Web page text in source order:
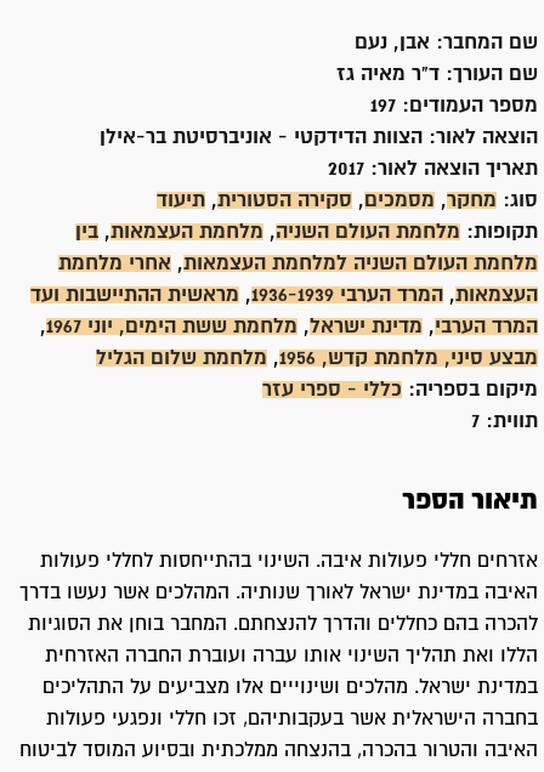
שם המחבר: אבן, נעם
שם העורך: ד"ר מאיה גז
מספר העמודים: 197
הוצאה לאור:
הצוות הדידקטי - אוניברסיטת בר-אילן
תאריך הוצאה לאור:
סוג: מחקר, מסמכים , סקירה הסטורית, תיעוד
תקופות: מלחמת העולם השניה, מלחמת העצמאות, בין
מלחמת העולם השניה למלחמת העצמאות, אחרי מלחמת
העצמאות, המרד הערבי 1936-1939 , מראשית ההתיישבות ועד
המרד הערבי, מדינת ישראל, מלחמת ששת הימים, יוני 1967
,
מבצע סיני, מלחמת קדש, 1956
, מלחמת שלום הגליל
מיקום בספריה: כללי - ספרי עזר
תווית: 7
תיאור הספר
אזרחים חללי פעולות איבה. השינוי בהתייחסות לחללי פעולות
האיבה במדינת ישראל לאורך שנותיה. המהלכים אשר נעשו בדרך
להכרה בהם כחללים והדרך להנצחתם. המחבר בוחן את הסוגיות
הללו ואת תהליך השינוי אותו עברה ועוברת החברה האזרחית
במדינת ישראל. מהלכים ושינוייים אלו מצביעים על התהליכים
בחברה הישראלית אשר בעקבותיהם, זכו חללי ונפגעי פעולות
האיבה והטרור בהכרה, בהנצחה ממלכתית ובסיוע המוסד לביטוח